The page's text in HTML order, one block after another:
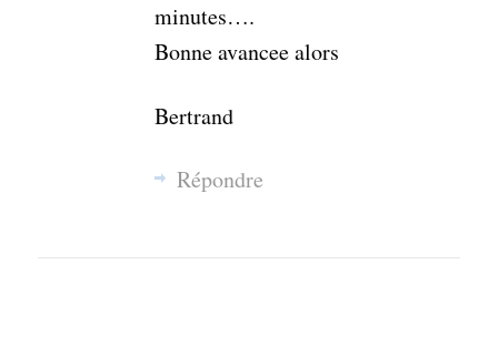
minutes….
Bonne avancee alors
Bertrand
Répondre